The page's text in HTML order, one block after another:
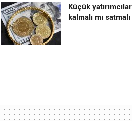
Küçük
kalmalı mı satmalı